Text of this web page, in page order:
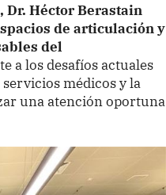
Dr. Héctor Berastain
de articulación y
del
a los desafíos actuales
médicos y la
una atención oportuna